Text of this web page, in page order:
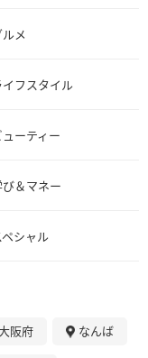
メ
イフスタイル
ューティー
＆マネー
ペシャル
阪府 なんば